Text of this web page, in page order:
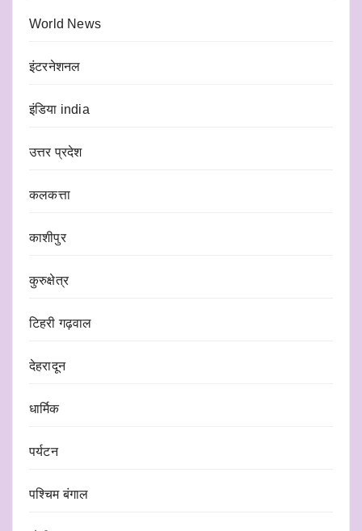
World News
इंटरनेशनल
इंडिया india
उत्तर प्रदेश
कलकत्ता
काशीपुर
कुरुक्षेत्र
टिहरी गढ़वाल
देहरादून
धार्मिक
पर्यटन
पश्चिम बंगाल